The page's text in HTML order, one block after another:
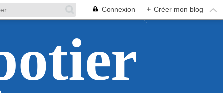
Connexion + Créer mon blog